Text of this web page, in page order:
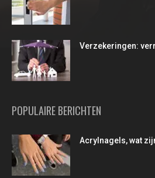
Verzekeringen:
POPULAIRE BERICHTEN
Acrylnagels, wat